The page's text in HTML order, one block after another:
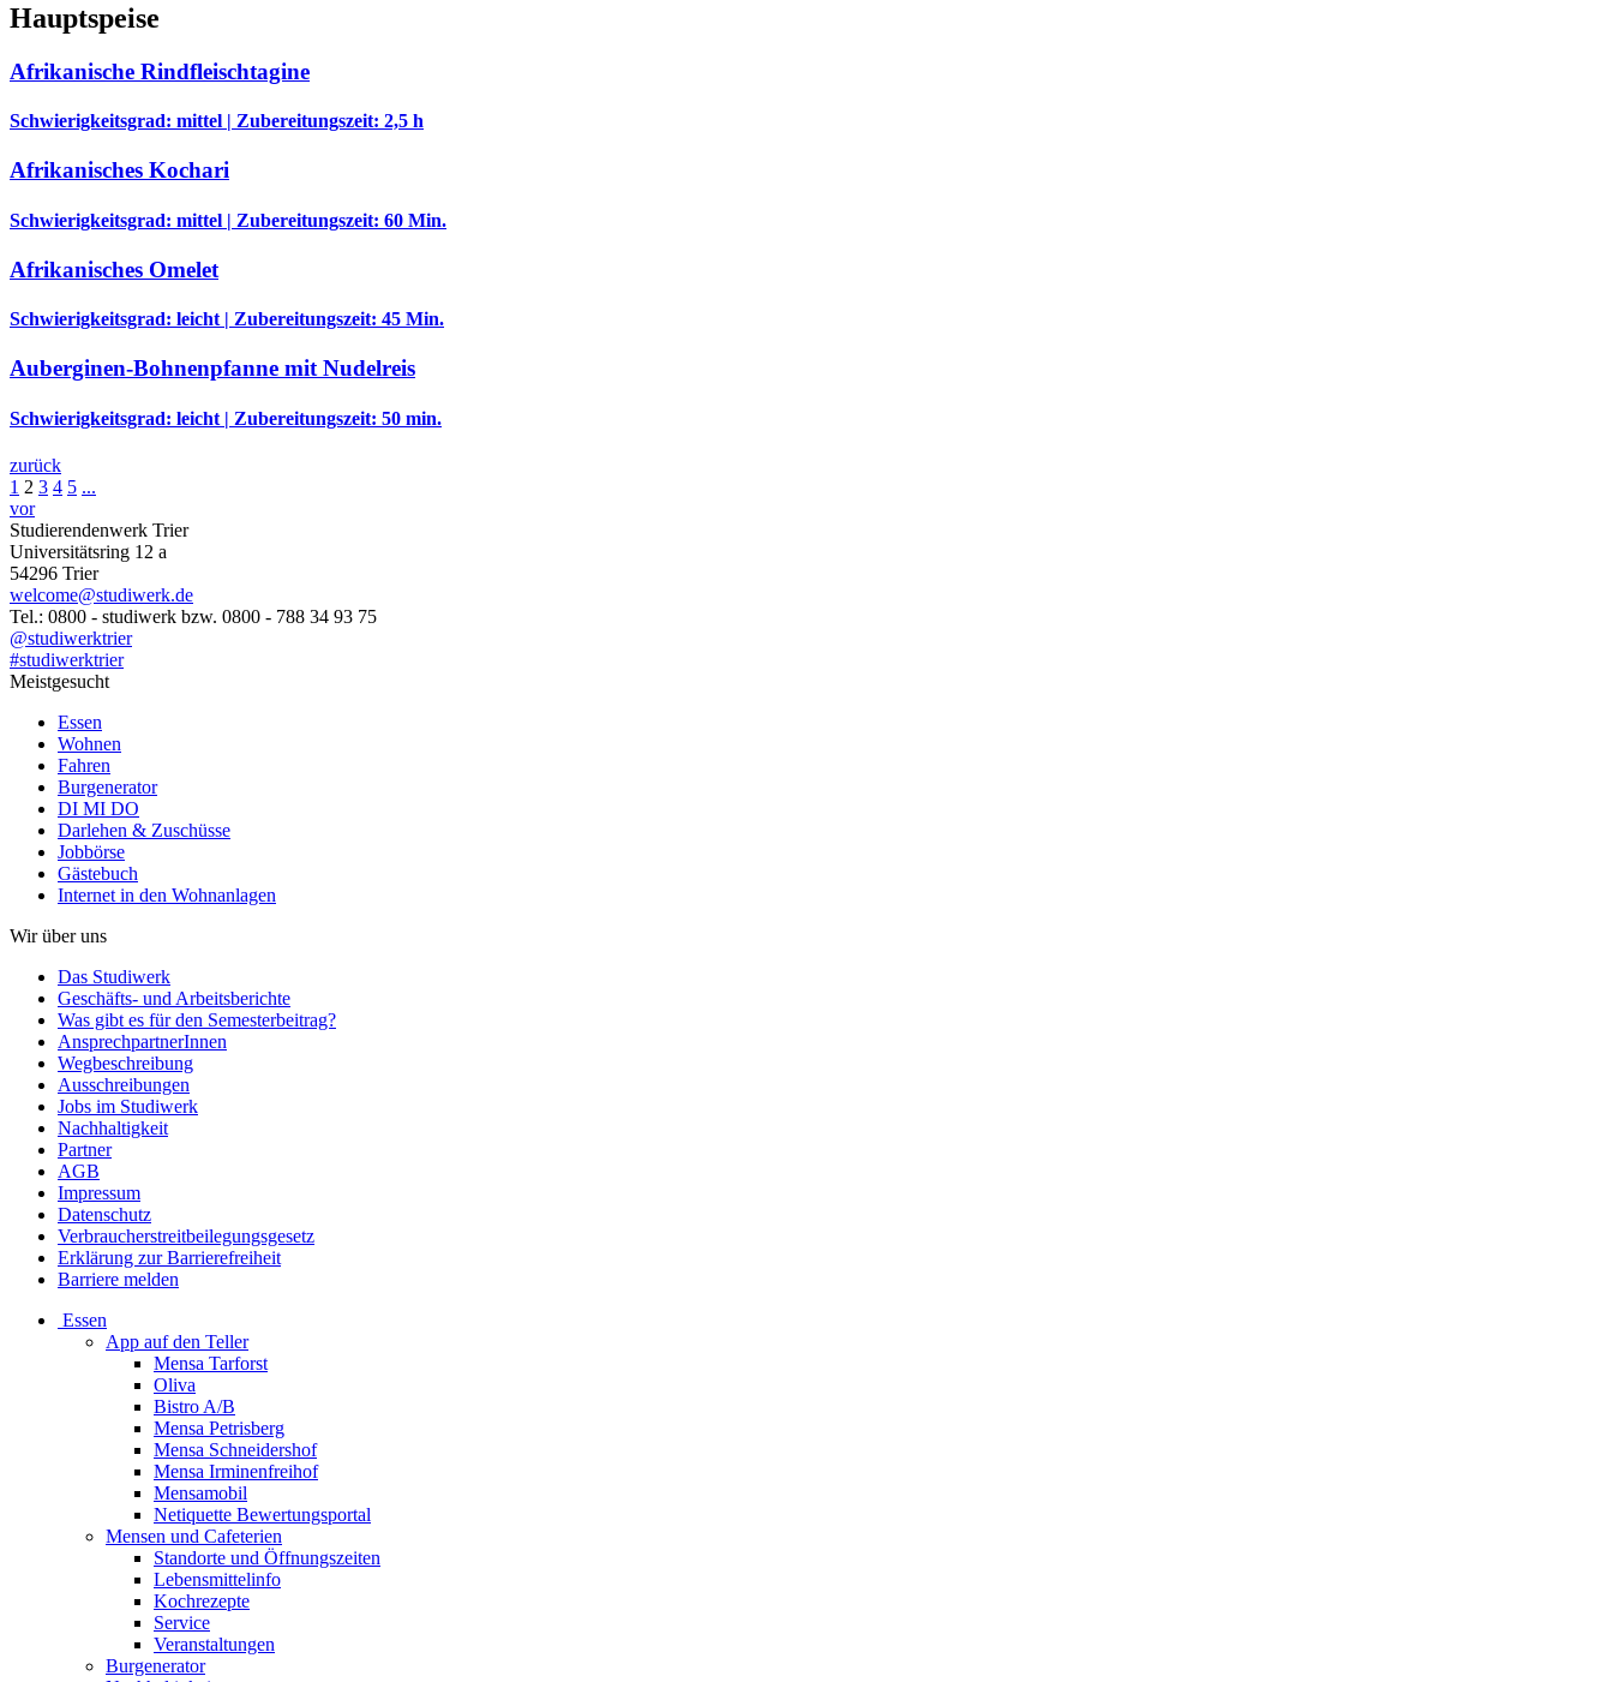
Hauptspeise
Afrikanische Rindfleischtagine
Schwierigkeitsgrad: mittel | Zubereitungszeit: 2,5 h
Afrikanisches Kochari
Schwierigkeitsgrad: mittel | Zubereitungszeit: 60 Min.
Afrikanisches Omelet
Schwierigkeitsgrad: leicht | Zubereitungszeit: 45 Min.
Auberginen-Bohnenpfanne mit Nudelreis
Schwierigkeitsgrad: leicht | Zubereitungszeit: 50 min.
zurück
1 2 3 4 5 ...
vor
Studierendenwerk Trier
Universitätsring 12 a
54296 Trier
welcome@studiwerk.de
Tel.: 0800 - studiwerk bzw. 0800 - 788 34 93 75
@studiwerktrier
#studiwerktrier
Meistgesucht
Essen
Wohnen
Fahren
Burgenerator
DI MI DO
Darlehen & Zuschüsse
Jobbörse
Gästebuch
Internet in den Wohnanlagen
Wir über uns
Das Studiwerk
Geschäfts- und Arbeitsberichte
Was gibt es für den Semesterbeitrag?
AnsprechpartnerInnen
Wegbeschreibung
Ausschreibungen
Jobs im Studiwerk
Nachhaltigkeit
Partner
AGB
Impressum
Datenschutz
Verbraucherstreitbeilegungsgesetz
Erklärung zur Barrierefreiheit
Barriere melden
Essen
App auf den Teller
Mensa Tarforst
Oliva
Bistro A/B
Mensa Petrisberg
Mensa Schneidershof
Mensa Irminenfreihof
Mensamobil
Netiquette Bewertungsportal
Mensen und Cafeterien
Standorte und Öffnungszeiten
Lebensmittelinfo
Kochrezepte
Service
Veranstaltungen
Burgenerator